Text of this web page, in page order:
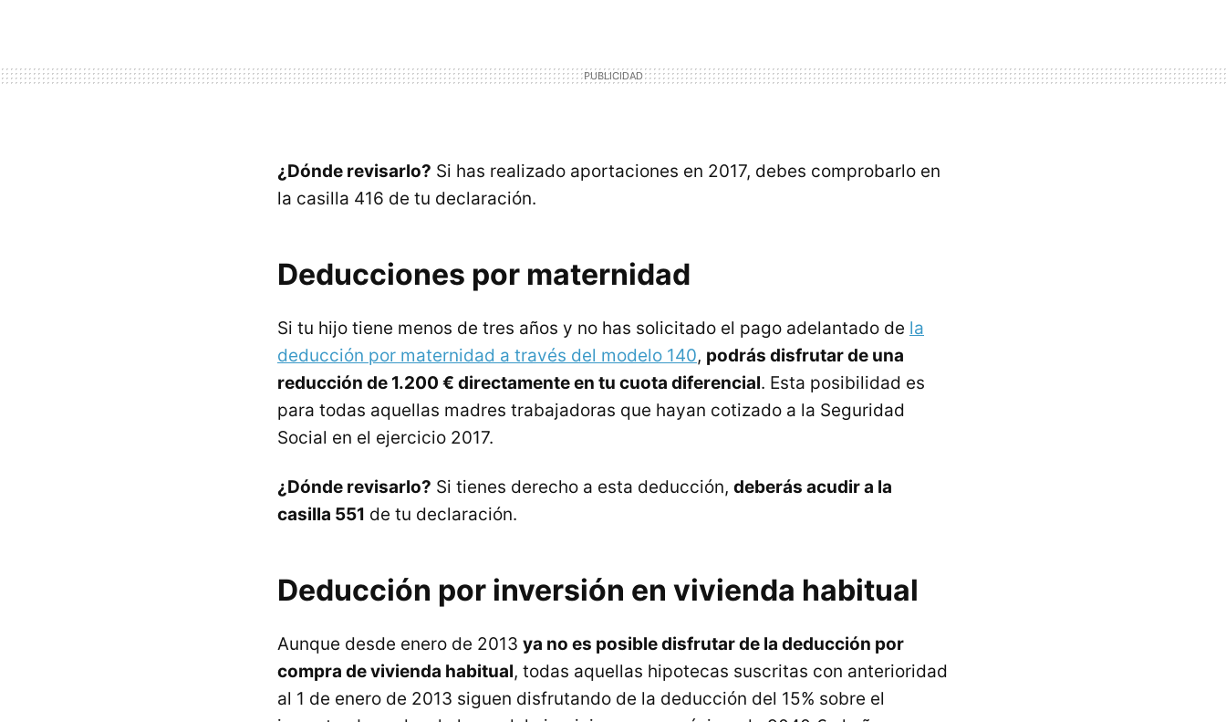
¿Dónde revisarlo? Si has realizado aportaciones en 2017, debes comprobarlo en
la casilla 416 de tu declaración.
Deducciones por maternidad
Si tu hijo tiene menos de tres años y no has solicitado el pago adelantado de la
deducción por maternidad a través del modelo 140, podrás disfrutar de una
reducción de 1.200 € directamente en tu cuota diferencial. Esta posibilidad es
para todas aquellas madres trabajadoras que hayan cotizado a la Seguridad
Social en el ejercicio 2017.
¿Dónde revisarlo? Si tienes derecho a esta deducción, deberás acudir a la
casilla 551 de tu declaración.
Deducción por inversión en vivienda habitual
Aunque desde enero de 2013 ya no es posible disfrutar de la deducción por
compra de vivienda habitual, todas aquellas hipotecas suscritas con anterioridad
al 1 de enero de 2013 siguen disfrutando de la deducción del 15% sobre el